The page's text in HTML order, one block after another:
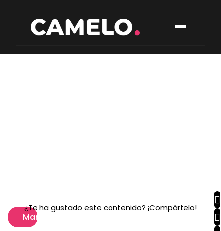
Marketing
¿Te ha gustado este contenido? ¡Compártelo!